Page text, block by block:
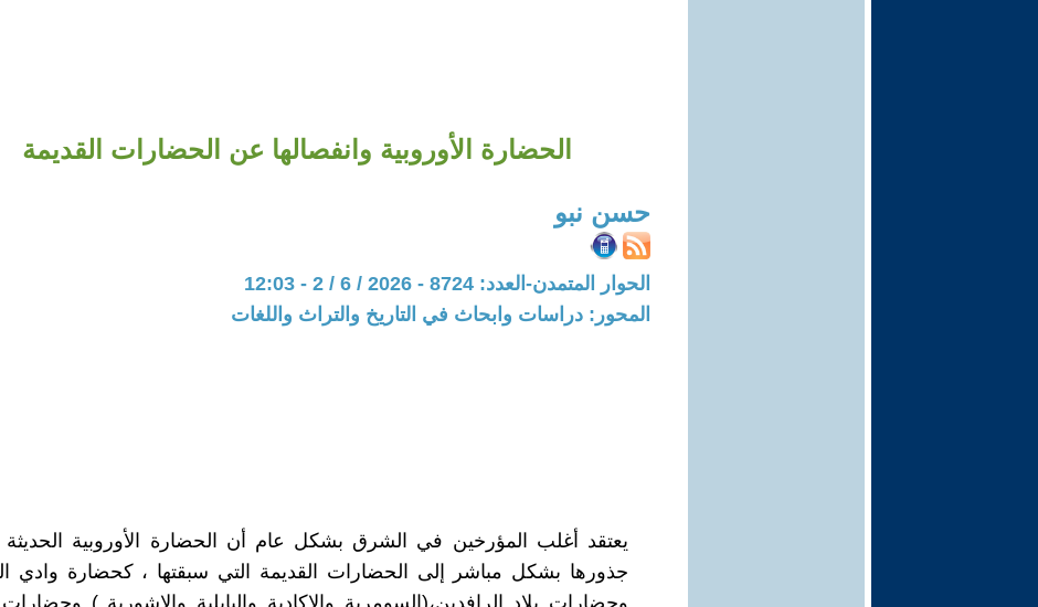
الحضارة الأوروبية وانفصالها عن الحضارات القديمة
حسن نبو
الحوار المتمدن-العدد: 8724 - 2026 / 6 / 2 - 12:03
المحور: دراسات وابحاث في التاريخ والتراث واللغات
يعتقد أغلب المؤرخين في الشرق بشكل عام أن الحضارة الأوروبية الحديثة
جذورها بشكل مباشر إلى الحضارات القديمة التي سبقتها ، كحضارة وادي
وحضارات بلاد الرافدين،(السومرية والاكادية والبابلية والاشورية ) وحضارات